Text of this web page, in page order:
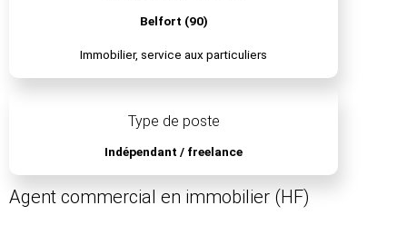
Belfort (90)
Immobilier, service aux particuliers
Type de poste
Indépendant / freelance
Agent commercial en immobilier (HF)